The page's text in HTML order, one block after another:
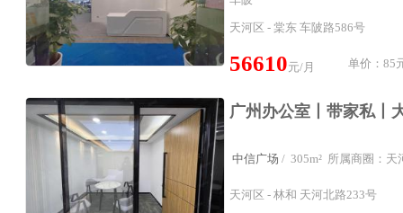
天河区 - 棠东 车陂路586号
56610元/月 单价：85
中信广场 / 305m² 所属商圈：天
天河区 - 林和 天河北路233号